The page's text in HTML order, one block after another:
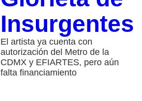
Insurgentes
El artista ya cuenta con
autorización del Metro de la
CDMX y EFIARTES, pero aún
falta financiamiento